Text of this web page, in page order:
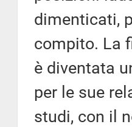
dimenticati,
compito. La
è diventata
per le sue
studi, con il